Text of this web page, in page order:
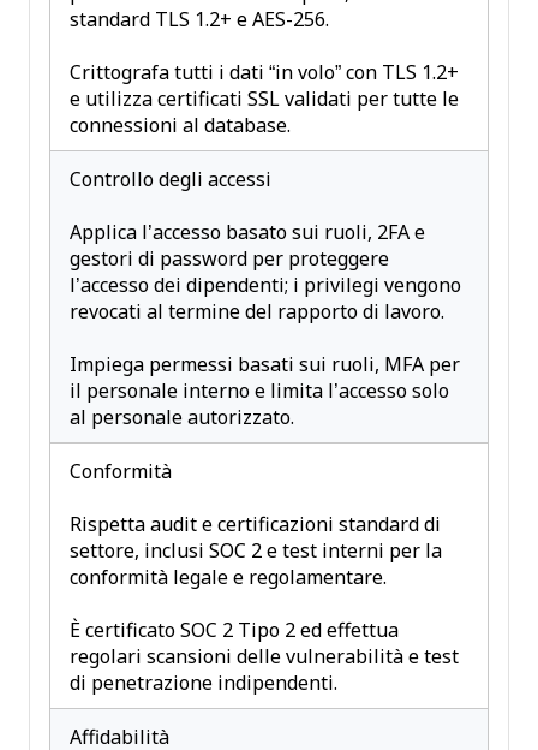
standard TLS 1.2+ e AES-256.
Crittografa tutti i dati “in volo” con TLS 1.2+
e utilizza certificati SSL validati per tutte le
connessioni al database.
Controllo degli accessi
Applica l’accesso basato sui ruoli, 2FA e
gestori di password per proteggere
l’accesso dei dipendenti; i privilegi vengono
revocati al termine del rapporto di lavoro.
Impiega permessi basati sui ruoli, MFA per
il personale interno e limita l’accesso solo
al personale autorizzato.
Conformità
Rispetta audit e certificazioni standard di
settore, inclusi SOC 2 e test interni per la
conformità legale e regolamentare.
È certificato SOC 2 Tipo 2 ed effettua
regolari scansioni delle vulnerabilità e test
di penetrazione indipendenti.
Affidabilità